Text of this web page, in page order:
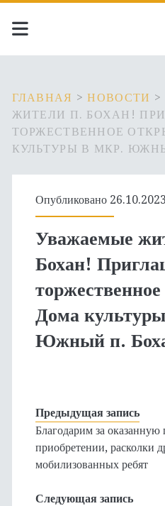
ГЛАВНАЯ >НОВОСТИ >
ЖИТЕЛИ П. БОХАН!
ТОРЖЕСТВЕННОЕ
КУЛЬТУРЫ В МКР.
Опубликовано 26.10.2023
Уважаемые
Бохан!
Дома
Южный п.
Предыдущая запись
Благодарим за
приобретении, расколки
мобилизованных ребят
Следующая запись